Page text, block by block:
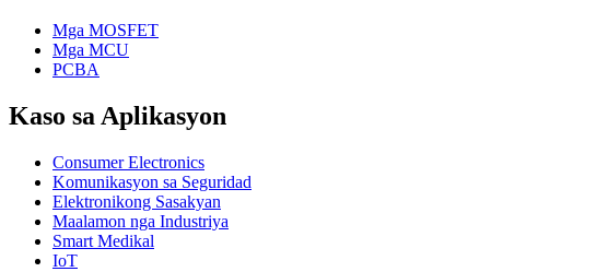
Mga MOSFET
Mga MCU
PCBA
Kaso sa Aplikasyon
Consumer Electronics
Komunikasyon sa Seguridad
Elektronikong Sasakyan
Maalamon nga Industriya
Smart Medikal
IoT